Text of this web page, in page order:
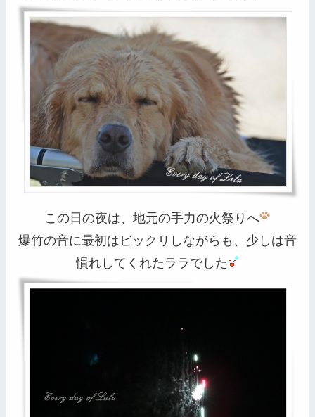
この日の夜は、地元の手力の火祭りへ
爆竹の音に最初はビックリしながらも、少しは音
慣れしてくれたララでした